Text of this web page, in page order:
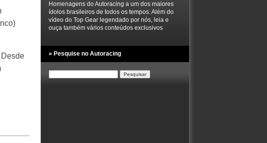
Homenagens do Autoracing a um dos maiores
ídolos brasileiros de todos os tempos. Além do
vídeo do Top Gear legendado por nós, leia e
ouça também vários conteúdos exclusivos
» Pesquise no Autoracing
por: